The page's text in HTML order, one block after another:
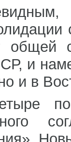
общей
и
и в